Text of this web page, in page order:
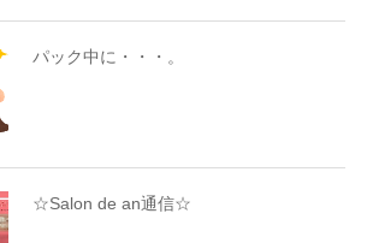
パック中に・・・。
☆Salon de an通信☆